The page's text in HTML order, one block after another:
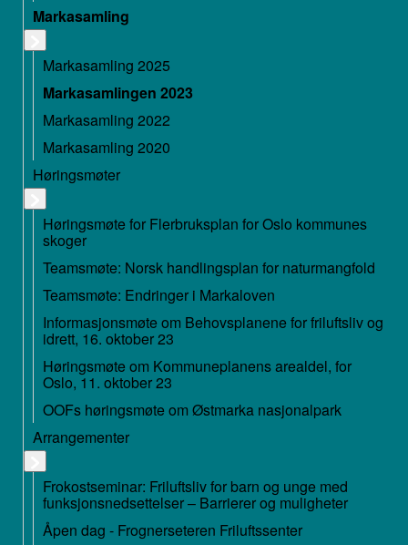
Markasamling
Markasamling 2025
Markasamlingen 2023
Markasamling 2022
Markasamling 2020
Høringsmøter
Høringsmøte for Flerbruksplan for Oslo kommunes
skoger
Teamsmøte: Norsk handlingsplan for naturmangfold
Teamsmøte: Endringer i Markaloven
Informasjonsmøte om Behovsplanene for friluftsliv og
idrett, 16. oktober 23
Høringsmøte om Kommuneplanens arealdel, for
Oslo, 11. oktober 23
OOFs høringsmøte om Østmarka nasjonalpark
Arrangementer
Frokostseminar: Friluftsliv for barn og unge med
funksjonsnedsettelser – Barrierer og muligheter
Åpen dag - Frognerseteren Friluftssenter